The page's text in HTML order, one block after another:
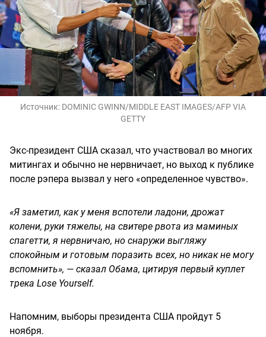
Источник: DOMINIC GWINN/MIDDLE EAST IMAGES/AFP VIA
GETTY
Экс-президент США сказал, что участвовал во многих
митингах и обычно не нервничает, но выход к публике
после рэпера вызвал у него «определенное чувство».
«Я заметил, как у меня вспотели ладони, дрожат
колени, руки тяжелы, на свитере рвота из маминых
спагетти, я нервничаю, но снаружи выгляжу
спокойным и готовым поразить всех, но никак не могу
вспомнить», — сказал Обама, цитируя первый куплет
трека Lose Yourself.
Напомним, выборы президента США пройдут 5
ноября.